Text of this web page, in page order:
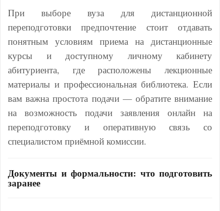
При выборе вуза для дистанционной
переподготовки предпочтение стоит отдавать
понятным условиям приема на дистанционные
курсы и доступному личному кабинету
абитуриента, где расположены лекционные
материалы и профессиональная библиотека. Если
вам важна простота подачи — обратите внимание
на возможность подачи заявления онлайн на
переподготовку и оперативную связь со
специалистом приёмной комиссии.
Документы и формальности: что подготовить
заранее